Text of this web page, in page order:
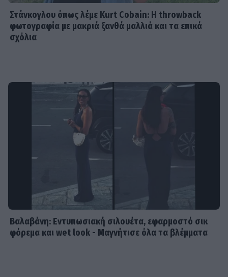
Στάνκογλου όπως λέμε Kurt Cobain: H throwback
φωτογραφία με μακριά ξανθά μαλλιά και τα επικά
σχόλια
Βαλαβάνη: Εντυπωσιακή σιλουέτα, εφαρμοστό σικ
φόρεμα και wet look - Μαγνήτισε όλα τα βλέμματα